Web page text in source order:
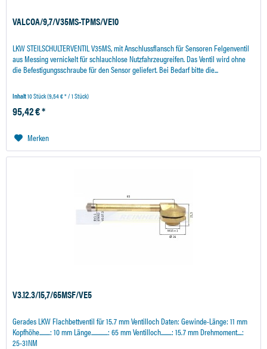
VALCOA/9,7/V35MS-TPMS/VE10
LKW STEILSCHULTERVENTIL V35MS, mit Anschlussflansch für Sensoren Felgenventil
aus Messing vernickelt für schlauchlose Nutzfahrzeugreifen. Das Ventil wird ohne
die Befestigungsschraube für den Sensor geliefert. Bei Bedarf bitte die...
Inhalt10 Stück(9,54 € * / 1 Stück)
95,42 € *
Merken
V3.12.3/15,7/65MSF/VE5
Gerades LKW Flachbettventil für 15.7 mm Ventilloch Daten: Gewinde-Länge: 11 mm
Kopfhöhe.........: 10 mm Länge..............: 65 mm Ventilloch.........: 15.7 mm Drehmoment....:
25-31NM